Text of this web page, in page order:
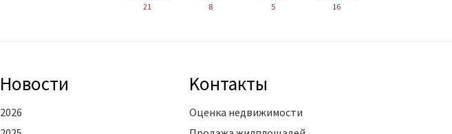
21 8 5 16
Новости
2026
Kонтакты
Оценка недвижимости